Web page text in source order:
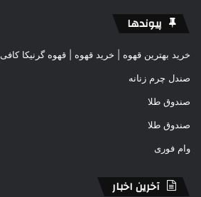
پیوندها
خرید بهترین قهوه | خرید قهوه | قهوه گرنیکا کافی
صندل چرم زنانه
صندوق طلا
صندوق طلا
وام فوری
آخرین اخبار